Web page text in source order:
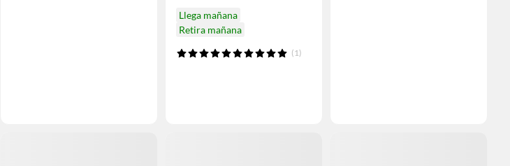
Llega mañana
Retira mañana
(1)